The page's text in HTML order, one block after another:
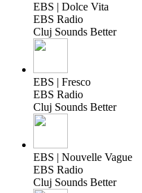
EBS | Dolce Vita
EBS Radio
Cluj Sounds Better
EBS | Fresco
EBS Radio
Cluj Sounds Better
EBS | Nouvelle Vague
EBS Radio
Cluj Sounds Better